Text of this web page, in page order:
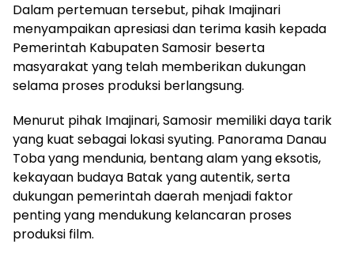
Dalam pertemuan tersebut, pihak Imajinari
menyampaikan apresiasi dan terima kasih kepada
Pemerintah Kabupaten Samosir beserta
masyarakat yang telah memberikan dukungan
selama proses produksi berlangsung.
Menurut pihak Imajinari, Samosir memiliki daya tarik
yang kuat sebagai lokasi syuting. Panorama Danau
Toba yang mendunia, bentang alam yang eksotis,
kekayaan budaya Batak yang autentik, serta
dukungan pemerintah daerah menjadi faktor
penting yang mendukung kelancaran proses
produksi film.